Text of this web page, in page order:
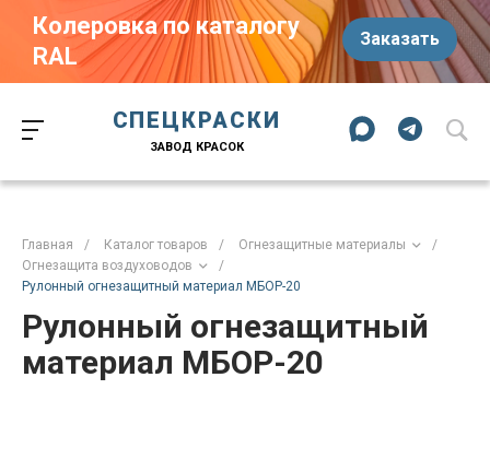
Колеровка по каталогу
RAL
Заказать
ул. Труда, д. 187 к.2
Челябинск
Челябинская область
СПЕЦКРАСКИ
ЗАВОД КРАСОК
Главная / Каталог товаров / Огнезащитные материалы
/
Огнезащита воздуховодов
/
Рулонный огнезащитный материал МБОР-20
Рулонный огнезащитный
материал МБОР-20